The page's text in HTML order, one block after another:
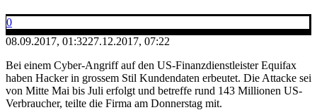
0
08.09.2017, 01:3227.12.2017, 07:22
Bei einem Cyber-Angriff auf den US-Finanzdienstleister Equifax
haben Hacker in grossem Stil Kundendaten erbeutet. Die Attacke sei
von Mitte Mai bis Juli erfolgt und betreffe rund 143 Millionen US-
Verbraucher, teilte die Firma am Donnerstag mit.